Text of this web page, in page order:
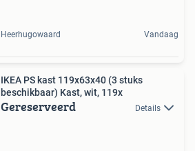
Heerhugowaard Vandaag
IKEA PS kast 119x63x40 (3 stuks
beschikbaar) Kast, wit, 119x
Gereserveerd Details